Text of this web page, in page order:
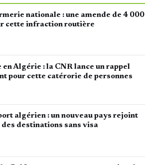
nationale : une amende de 4 000
cette infraction routière
Algérie : la CNR lance un rappel
pour cette catérorie de personnes
algérien : un nouveau pays rejoint
destinations sans visa